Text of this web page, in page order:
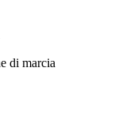
di marcia